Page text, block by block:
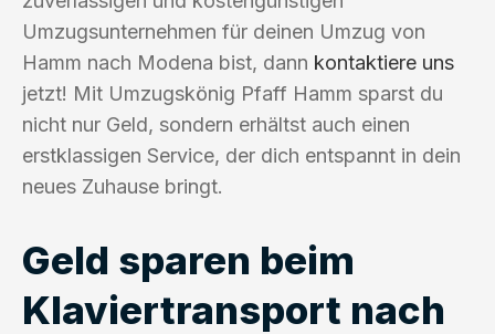
Umzugsunternehmen für deinen Umzug von
Hamm nach Modena bist, dann kontaktiere uns
jetzt! Mit Umzugskönig Pfaff Hamm sparst du
nicht nur Geld, sondern erhältst auch einen
erstklassigen Service, der dich entspannt in dein
neues Zuhause bringt.
Geld sparen beim
Klaviertransport nach